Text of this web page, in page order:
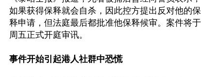
如果获得保释就会自杀，因此控方提出反对他的保
释申请，但法庭最后都批准他保释候审。案件将于
周五正式开庭审讯。
事件开始引起港人社群中恐慌